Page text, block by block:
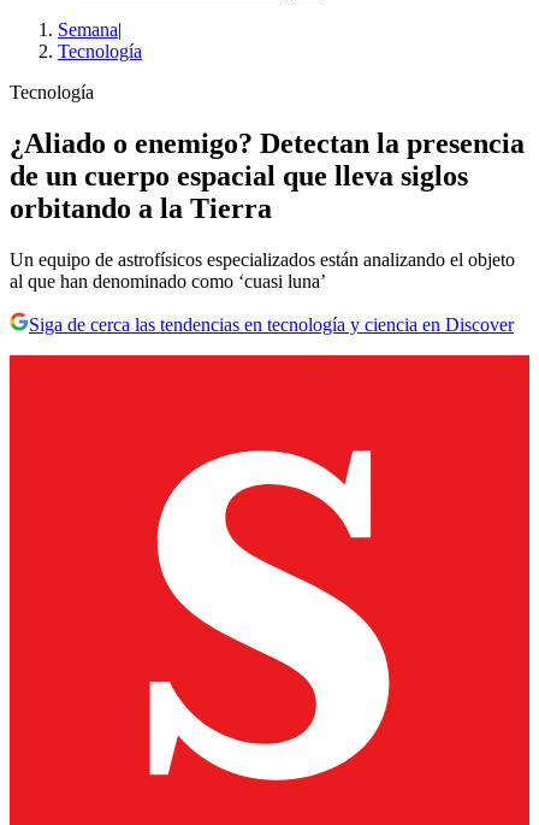
Semana|
Tecnología
Tecnología
¿Aliado o enemigo? Detectan la presencia
de un cuerpo espacial que lleva siglos
orbitando a la Tierra
Un equipo de astrofísicos especializados están analizando el objeto
al que han denominado como ‘cuasi luna’
Siga de cerca las tendencias en tecnología y ciencia en Discover